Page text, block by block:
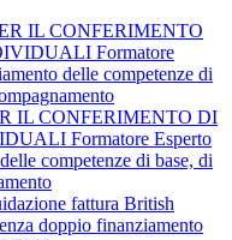
IL CONFERIMENTO
Formatore
delle competenze di
IL CONFERIMENTO DI
Formatore Esperto
competenze di base, di
fattura British
doppio finanziamento